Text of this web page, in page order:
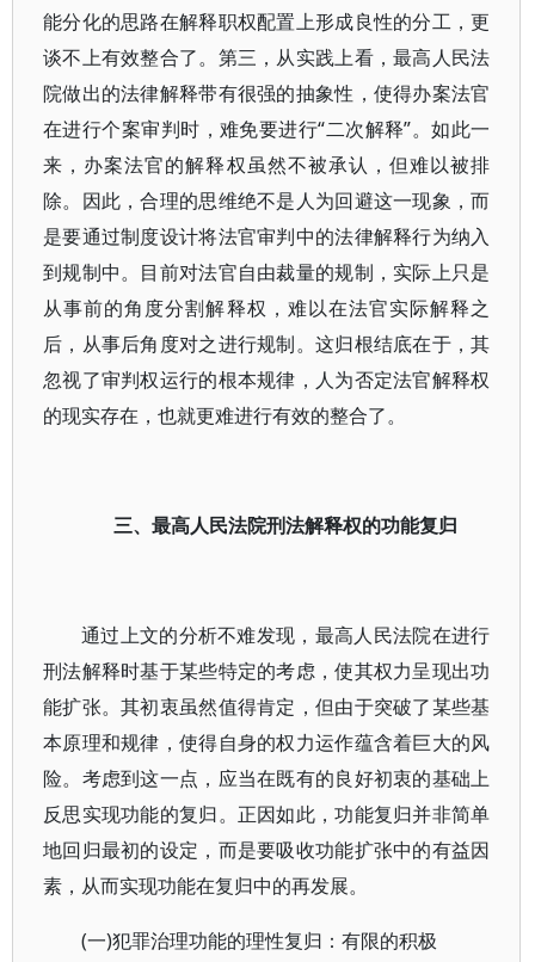
能分化的思路在解释职权配置上形成良性的分工，更
谈不上有效整合了。第三，从实践上看，最高人民法
院做出的法律解释带有很强的抽象性，使得办案法官
在进行个案审判时，难免要进行“二次解释”。如此一
来，办案法官的解释权虽然不被承认，但难以被排
除。因此，合理的思维绝不是人为回避这一现象，而
是要通过制度设计将法官审判中的法律解释行为纳入
到规制中。目前对法官自由裁量的规制，实际上只是
从事前的角度分割解释权，难以在法官实际解释之
后，从事后角度对之进行规制。这归根结底在于，其
忽视了审判权运行的根本规律，人为否定法官解释权
的现实存在，也就更难进行有效的整合了。
三、最高人民法院刑法解释权的功能复归
通过上文的分析不难发现，最高人民法院在进行
刑法解释时基于某些特定的考虑，使其权力呈现出功
能扩张。其初衷虽然值得肯定，但由于突破了某些基
本原理和规律，使得自身的权力运作蕴含着巨大的风
险。考虑到这一点，应当在既有的良好初衷的基础上
反思实现功能的复归。正因如此，功能复归并非简单
地回归最初的设定，而是要吸收功能扩张中的有益因
素，从而实现功能在复归中的再发展。
(一)犯罪治理功能的理性复归：有限的积极